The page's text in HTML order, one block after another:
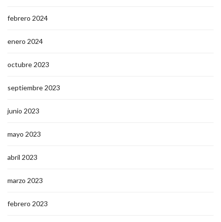
febrero 2024
enero 2024
octubre 2023
septiembre 2023
junio 2023
mayo 2023
abril 2023
marzo 2023
febrero 2023